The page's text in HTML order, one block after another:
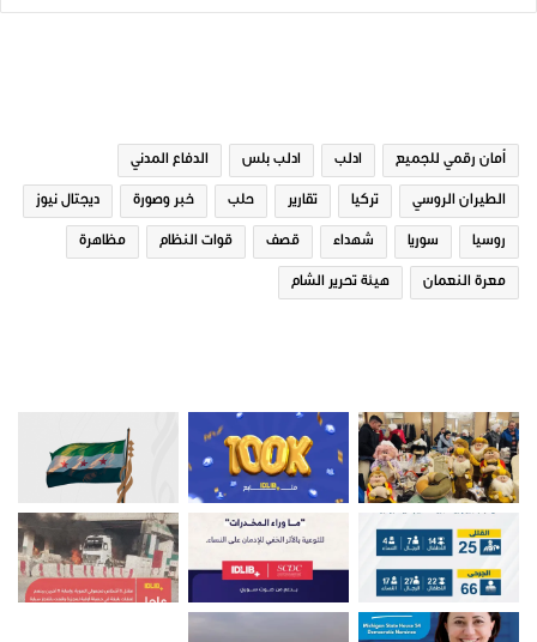
أمان رقمي للجميع ادلب ادلب بلس الدفاع المدني
الطيران الروسي تركيا تقارير حلب خبر وصورة ديجتال نيوز
روسيا سوريا شهداء قصف قوات النظام مظاهرة
معرة النعمان هيئة تحرير الشام